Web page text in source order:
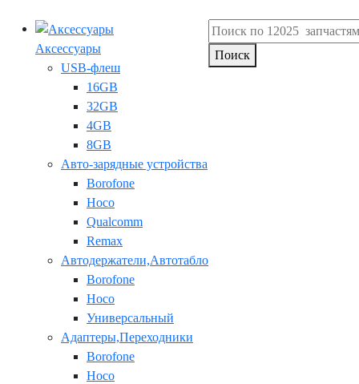
Аксессуары
USB-флеш
16GB
32GB
4GB
8GB
Авто-зарядные устройства
Borofone
Hoco
Qualcomm
Remax
Автодержатели,Автотабло
Borofone
Hoco
Универсальный
Адаптеры,Переходники
Borofone
Hoco
Поиск